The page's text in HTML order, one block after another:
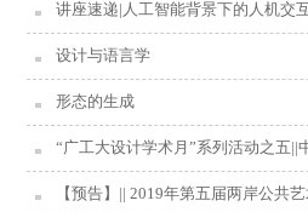
讲座速递|人工智能背景下的人机交
设计与语言学
形态的生成
“广工大设计学术月”系列活动之五||中日
【预告】|| 2019年第五届两岸公共